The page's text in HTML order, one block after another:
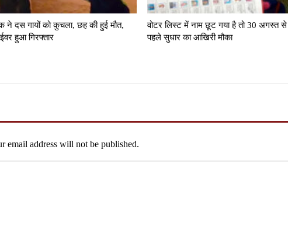
ने दस गायों को कुचला, छह की हुई मौत,
हुआ गिरफ्तार
वोटर लिस्ट में नाम छूट गया है तो 30 अगस्त से
पहले सुधार का आखिरी मौका
email address will not be published.